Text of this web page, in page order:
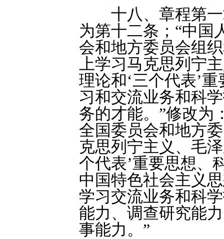
十八、章程第一
为第十二条；“中国
会和地方委员会组
上学习马克思列宁
理论和‘三个代表’
习和交流业务和科
务的才能。”修改为
全国委员会和地方
克思列宁主义、毛
个代表’重要思想、
中国特色社会主义
学习交流业务和科
能力、调查研究能
事能力。”